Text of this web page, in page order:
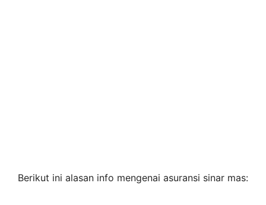
Berikut ini alasan info mengenai asuransi sinar mas: